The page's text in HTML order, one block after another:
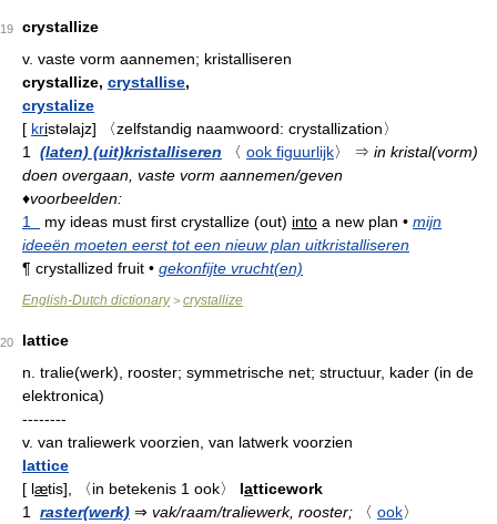
19
crystallize
v. vaste vorm aannemen; kristalliseren
crystallize, crystallise,
crystalize
[ kristəlajz]
〈zelfstandig naamwoord: crystallization〉
1
(laten) (uit)kristalliseren 〈 ook figuurlijk〉 ⇒ in kristal(vorm)
doen overgaan, vaste vorm aannemen/geven
♦voorbeelden:
1
my ideas must first crystallize (out) into a new plan • mijn
ideeën moeten eerst tot een nieuw plan uitkristalliseren
¶ crystallized fruit • gekonfijte vrucht(en)
English-Dutch dictionary> crystallize
20
lattice
n. tralie(werk), rooster; symmetrische net; structuur, kader (in de
elektronica)
--------
v. van traliewerk voorzien, van latwerk voorzien
lattice
[ lætis], 〈in betekenis 1 ook〉 latticework
1
raster(werk) ⇒ vak/raam/traliewerk, rooster; 〈 ook〉